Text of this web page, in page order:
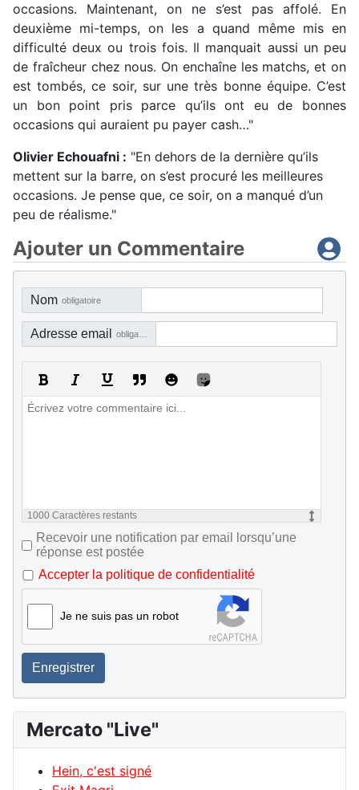
occasions. Maintenant, on ne s’est pas affolé. En
deuxième mi-temps, on les a quand même mis en
difficulté deux ou trois fois. Il manquait aussi un peu
de fraîcheur chez nous. On enchaîne les matchs, et on
est tombés, ce soir, sur une très bonne équipe. C’est
un bon point pris parce qu’ils ont eu de bonnes
occasions qui auraient pu payer cash…"
Olivier Echouafni : "En dehors de la dernière qu’ils
mettent sur la barre, on s’est procuré les meilleures
occasions. Je pense que, ce soir, on a manqué d’un
peu de réalisme."
Ajouter un Commentaire
Nom obligatoire
Adresse email
1000 Caractères restants
Recevoir une notification par email lorsqu’une
réponse est postée
Accepter la politique de confidentialité
Je ne suis pas un robot
Enregistrer
Mercato "Live"
Hein, c'est signé